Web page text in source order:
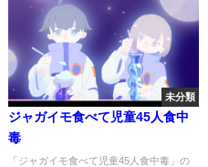
未分類
ジャガイモ食べて児童45人食中
毒
「ジャガイモ食べて児童45人食中毒」の